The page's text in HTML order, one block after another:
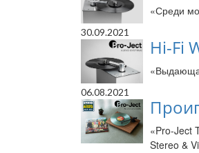
«Среди
30.09.2021
Hi-Fi
06.08.2021
«Pro-Ject
Stereo &